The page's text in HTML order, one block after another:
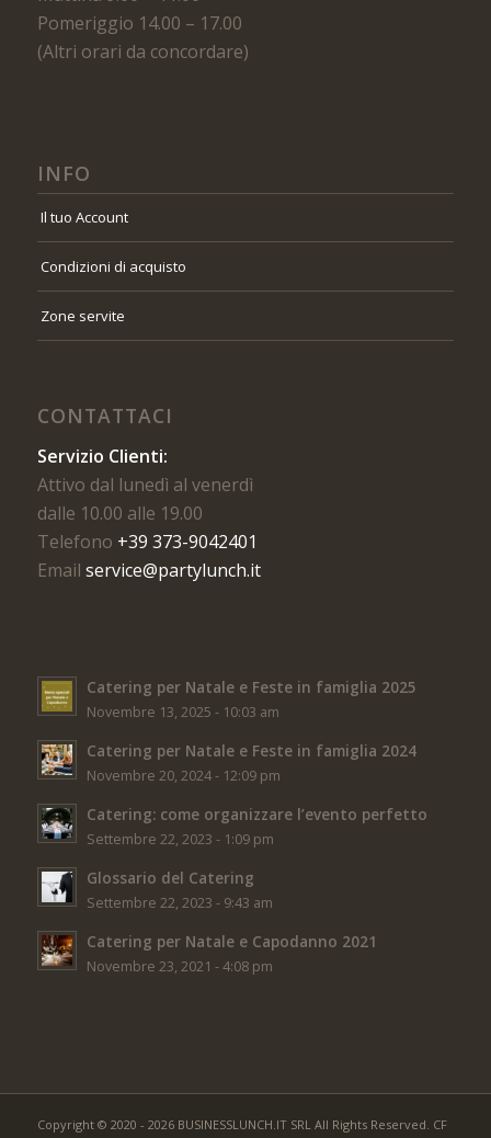
Pomeriggio 14.00 – 17.00
(Altri orari da concordare)
INFO
Il tuo Account
Condizioni di acquisto
Zone servite
CONTATTACI
Servizio Clienti:
Attivo dal lunedì al venerdì
dalle 10.00 alle 19.00
Telefono +39 373-9042401
Email service@partylunch.it
Catering per Natale e Feste in famiglia 2025
Novembre 13, 2025 - 10:03 am
Catering per Natale e Feste in famiglia 2024
Novembre 20, 2024 - 12:09 pm
Catering: come organizzare l’evento perfetto
Settembre 22, 2023 - 1:09 pm
Glossario del Catering
Settembre 22, 2023 - 9:43 am
Catering per Natale e Capodanno 2021
Novembre 23, 2021 - 4:08 pm
Copyright © 2020 - 2026 BUSINESSLUNCH.IT SRL All Rights Reserved. CF